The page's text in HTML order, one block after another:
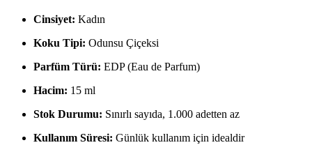
Cinsiyet: Kadın
Koku Tipi: Odunsu Çiçeksi
Parfüm Türü: EDP (Eau de Parfum)
Hacim: 15 ml
Stok Durumu: Sınırlı sayıda, 1.000 adetten az
Kullanım Süresi: Günlük kullanım için idealdir